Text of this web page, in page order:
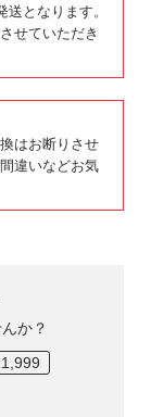
となります。
せていただき
はお断りさせ
違いなどお気
か？